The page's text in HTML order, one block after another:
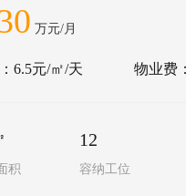
万元/月
6.5元/㎡/天 物业费
积
12
容纳工位